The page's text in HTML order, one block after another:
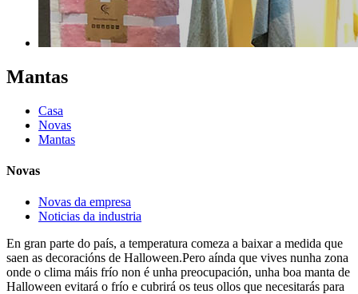
Mantas
Casa
Novas
Mantas
Novas
Novas da empresa
Noticias da industria
En gran parte do país, a temperatura comeza a baixar a medida que
saen as decoracións de Halloween.Pero aínda que vives nunha zona
onde o clima máis frío non é unha preocupación, unha boa manta de
Halloween evitará o frío e cubrirá os teus ollos que necesitarás para